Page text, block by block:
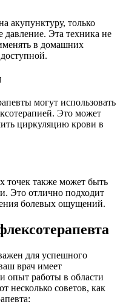
акупунктуру, только
давление. Эта техника не
в домашних
могут использовать
Это может
циркуляцию крови в
точек также может быть
Это отлично подходит
болевых ощущений.
для успешного
врач имеет
опыт работы в области
несколько советов, как